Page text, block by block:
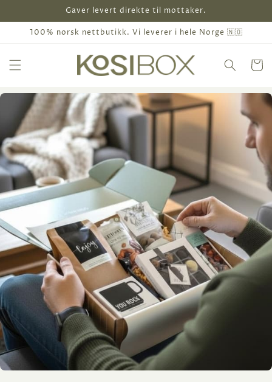
innholdet
Gaver levert direkte til mottaker.
100% norsk nettbutikk. Vi leverer i hele Norge 🇳🇴